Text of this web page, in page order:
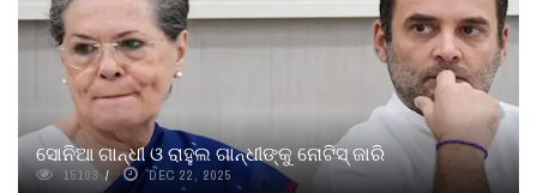
ସୋନିଆ ଗାନ୍ଧୀ ଓ ରାହୁଲ ଗାନ୍ଧୀଙ୍କୁ ନୋଟିସ୍‌ ଜାରି
15103 DEC 22, 2025